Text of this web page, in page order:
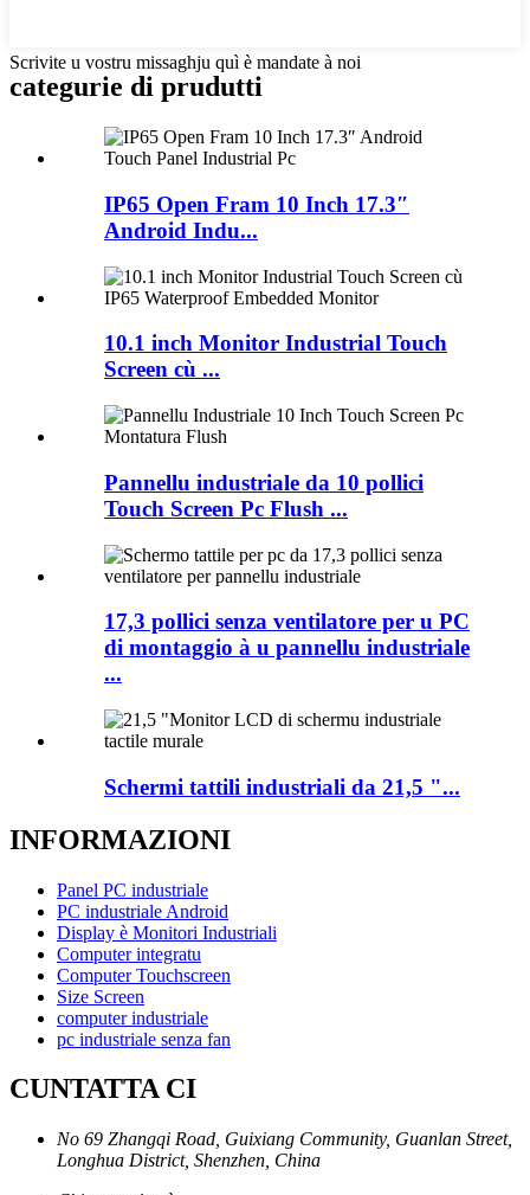
Scrivite u vostru missaghju quì è mandate à noi
categurie di prudutti
IP65 Open Fram 10 Inch 17.3″
Android Indu...
10.1 inch Monitor Industrial Touch
Screen cù ...
Pannellu industriale da 10 pollici
Touch Screen Pc Flush ...
17,3 pollici senza ventilatore per u PC
di montaggio à u pannellu industriale
...
Schermi tattili industriali da 21,5 "...
INFORMAZIONI
Panel PC industriale
PC industriale Android
Display è Monitori Industriali
Computer integratu
Computer Touchscreen
Size Screen
computer industriale
pc industriale senza fan
CUNTATTA CI
No 69 Zhangqi Road, Guixiang Community, Guanlan Street,
Longhua District, Shenzhen, China